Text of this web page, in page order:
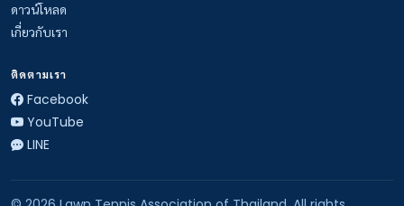
ดาวน์โหลด
เกี่ยวกับเรา
ติดตามเรา
Facebook
YouTube
LINE